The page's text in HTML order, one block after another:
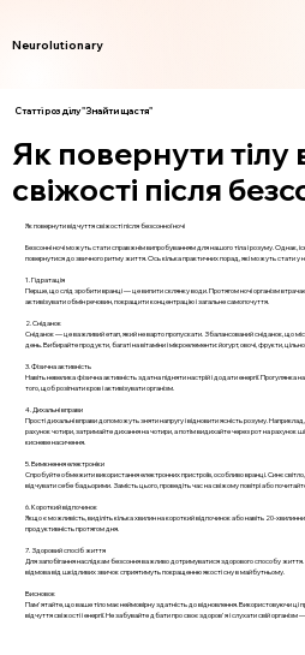
Neurolutionary
Статті розділу "Знайти щастя"
Як повернути тілу
свіжості після
Як повернути відчуття свіжості після безсонної ночі
Безсонні ночі можуть стати справжнім випробуванням для нашого тіла і розуму. Однак,
повернутися до звичного ритму життя. Ось кілька практичних порад, які можуть стати у
1. Гідратація
Перше, що слід зробити вранці — це випити склянку води. Протягом ночі організм
активізувати обмін речовин, покращити концентрацію і загальне самопочуття.
2. Сніданок
Сніданок — це важливий етап, який не варто пропускати. Збалансований сніданок, що
день. Вибирайте продукти, багаті на вітаміни і мікроелементи: йогурт, овочі, фрукти,
3. Фізична активність
Навіть невелика фізична активність здатна підняти настрій і додати енергії.
того, щоб розігнати кров і активізувати організм.
4. Дихальні вправи
Прості дихальні вправи допоможуть зняти напругу і відновити ясність розуму.
рахунок чотири, затримайте дихання на чотири, а потім видихайте через рот на рахунок
кисневе насичення.
5. Вимкнення електроніки
Спробуйте обмежити використання електронних пристроїв, особливо вранці. Синє
відчувати себе бадьорими. Замість цього, проведіть час на свіжому повітрі або
6. Короткий відпочинок
Якщо є можливість, виділіть кілька хвилин на короткий відпочинок або навіть 20-
продуктивність протягом дня.
7. Здоровий спосіб життя
Для запобігання наслідкам безсоння важливо дотримуватися здорового способу
відмова від шкідливих звичок сприятимуть покращенню якості сну в майбутньому.
Висновок
Пам'ятайте, що ваше тіло має неймовірну здатність до відновлення. Використовуючи ці
відчуття свіжості і енергії. Не забувайте дбати про своє здоров'я і слухати свій